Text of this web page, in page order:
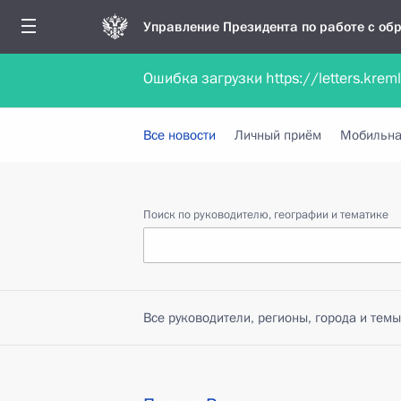
Управление Президента по работе с
Обратиться в форме электронного
Все новости Личный приём
Поиск по руководителю, географии и тематике
Все руководители, регионы, города и темы
Ошибка загрузки https://